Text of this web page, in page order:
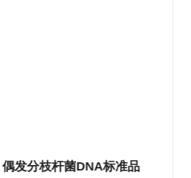
偶发分枝杆菌DNA标准品